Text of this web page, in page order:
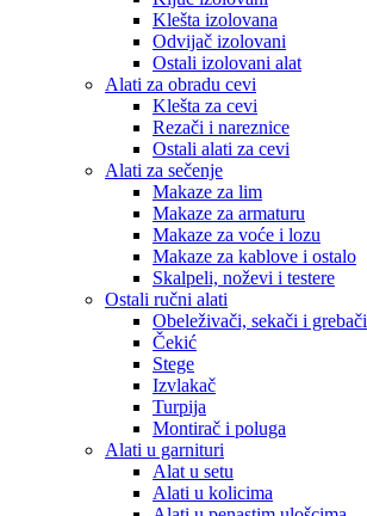
Klešta izolovana
Odvijač izolovani
Ostali izolovani alat
Alati za obradu cevi
Klešta za cevi
Rezači i nareznice
Ostali alati za cevi
Alati za sečenje
Makaze za lim
Makaze za armaturu
Makaze za voće i lozu
Makaze za kablove i ostalo
Skalpeli, noževi i testere
Ostali ručni alati
Obeleživači, sekači i grebači
Čekić
Stege
Izvlakač
Turpija
Montirač i poluga
Alati u garnituri
Alat u setu
Alati u kolicima